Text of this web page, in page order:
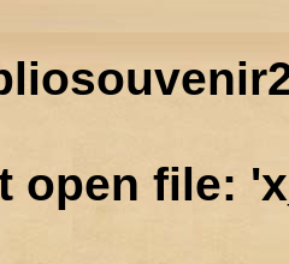
open file: